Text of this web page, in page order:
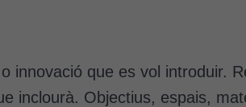
innovació que es vol introduir.
inclourà. Objectius, espais,